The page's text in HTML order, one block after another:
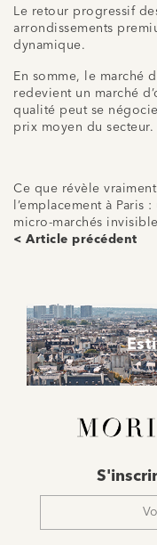
Le retour progressif
arrondissements
dynamique.
En somme, le marché
redevient un marché
qualité peut se
prix moyen du secteur.
Ce que révèle vraiment
l’emplacement à Paris
micro-marchés
< Article précédent
mail